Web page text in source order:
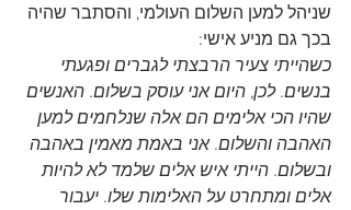
שניהל למען השלום העולמי, והסתבר שהיה
בכך גם מניע אישי:
כשהייתי צעיר הרבצתי לגברים ופגעתי
בנשים. לכן, היום אני עוסק בשלום. האנשים
שהיו הכי אלימים הם אלה שנלחמים למען
האהבה והשלום. אני באמת מאמין באהבה
ובשלום. הייתי איש אלים שלמד לא להיות
אלים ומתחרט על האלימות שלו. יעבור